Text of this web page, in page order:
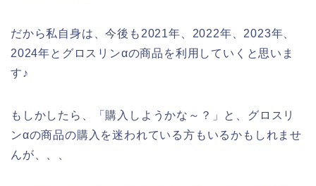
だから私自身は、今後も2021年、2022年、2023年、
2024年とグロスリンαの商品を利用していくと思いま
す♪
もしかしたら、「購入しようかな～？」と、グロスリ
ンαの商品の購入を迷われている方もいるかもしれませ
んが、、、